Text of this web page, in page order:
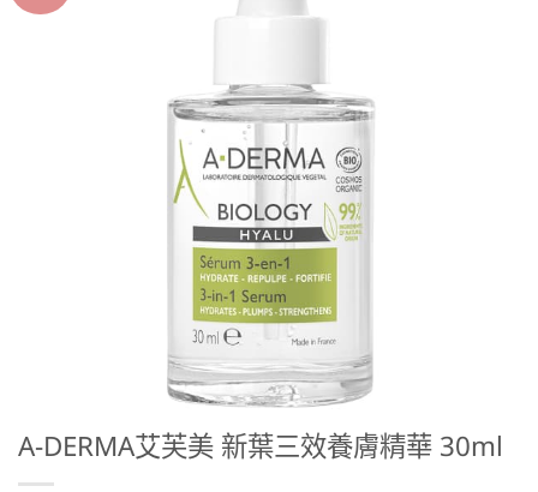
A-DERMA艾芙美 新葉三效養膚精華 30ml